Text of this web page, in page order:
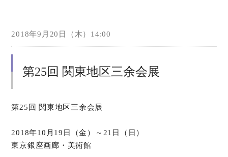
2018年9月20日（木）14:00
第25回 関東地区三余会展
第25回 関東地区三余会展
2018年10月19日（金）～21日（日）
東京銀座画廊・美術館